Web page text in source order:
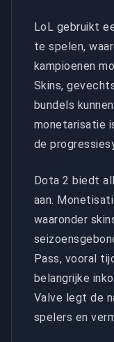
LoL gebruikt
te spelen,
kampioenen
Skins,
bundels
monetarisatie
de
Dota 2 biedt
aan.
waaronder
Pass, vooral
belangrijke
Valve legt de
spelers en